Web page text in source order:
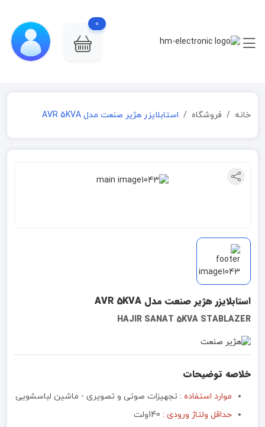
0
خانه فروشگاه استابلایزر هژیر صنعت مدل AVR 5KVA
استابلایزر هژیر صنعت مدل AVR 5KVA
HAJIR SANAT 5KVA STABLAZER
خلاصه توضیحات
موارد استفاده : تجهیزات صوتی و تصویری - ماشین لباسشویی
حداقل ولتاژ ورودی :